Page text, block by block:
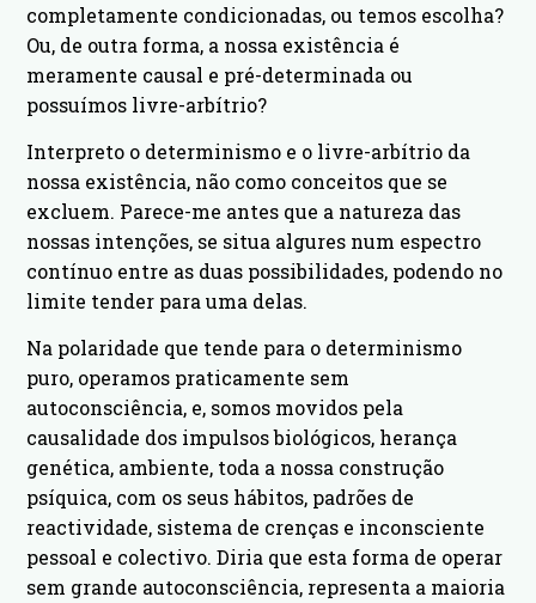
completamente condicionadas, ou temos escolha?
Ou, de outra forma, a nossa existência é
meramente causal e pré-determinada ou
possuímos livre-arbítrio?
Interpreto o determinismo e o livre-arbítrio da
nossa existência, não como conceitos que se
excluem. Parece-me antes que a natureza das
nossas intenções, se situa algures num espectro
contínuo entre as duas possibilidades, podendo no
limite tender para uma delas.
Na polaridade que tende para o determinismo
puro, operamos praticamente sem
autoconsciência, e, somos movidos pela
causalidade dos impulsos biológicos, herança
genética, ambiente, toda a nossa construção
psíquica, com os seus hábitos, padrões de
reactividade, sistema de crenças e inconsciente
pessoal e colectivo. Diria que esta forma de operar
sem grande autoconsciência, representa a maioria